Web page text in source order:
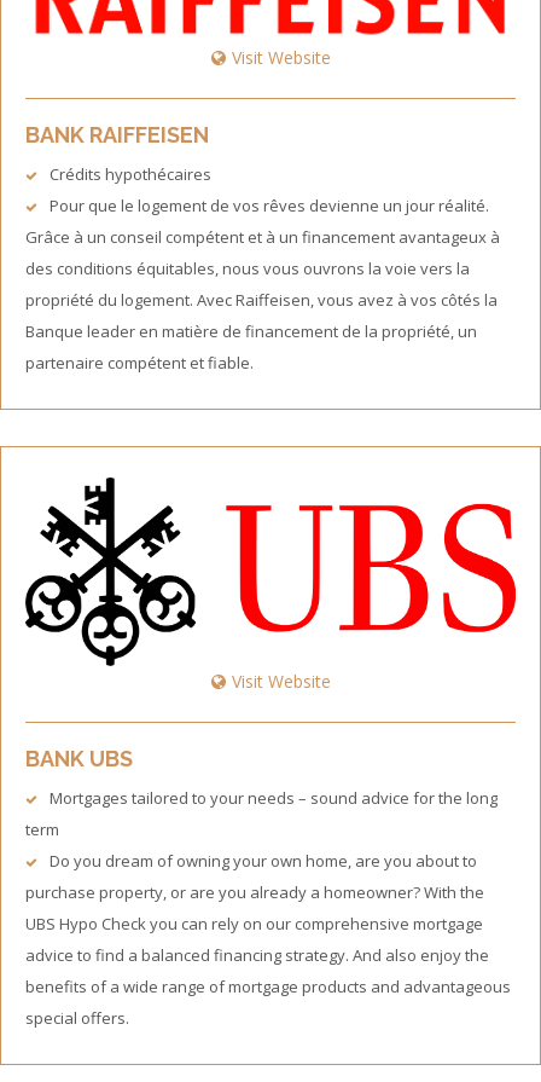
Visit Website
BANK RAIFFEISEN
Crédits hypothécaires
Pour que le logement de vos rêves devienne un jour réalité.
Grâce à un conseil compétent et à un financement avantageux à
des conditions équitables, nous vous ouvrons la voie vers la
propriété du logement. Avec Raiffeisen, vous avez à vos côtés la
Banque leader en matière de financement de la propriété, un
partenaire compétent et fiable.
Visit Website
BANK UBS
Mortgages tailored to your needs – sound advice for the long
term
Do you dream of owning your own home, are you about to
purchase property, or are you already a homeowner? With the
UBS Hypo Check you can rely on our comprehensive mortgage
advice to find a balanced financing strategy. And also enjoy the
benefits of a wide range of mortgage products and advantageous
special offers.